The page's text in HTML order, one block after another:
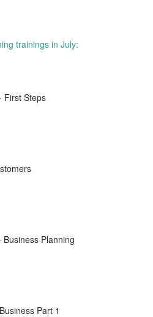
trainings in July:
First Steps
Planning
Part 1